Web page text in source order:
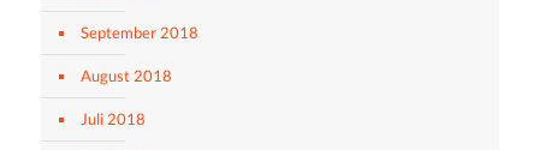
September 2018
August 2018
Juli 2018